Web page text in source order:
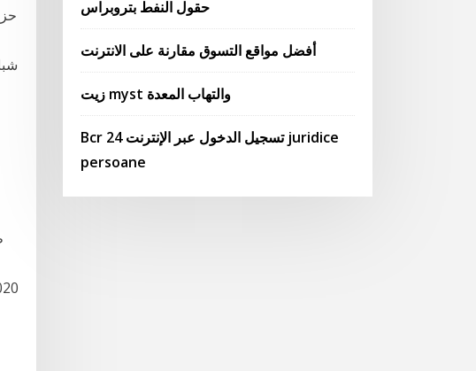
حقول النفط بتروبراس
أفضل مواقع التسوق مقارنة على الانترنت
زيت myst والتهاب المعدة
Bcr 24 تسجيل الدخول عبر الإنترنت juridice
persoane